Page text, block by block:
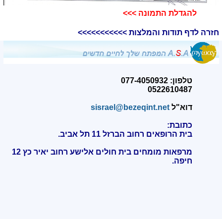
חזרה לדף תודות והמלצות >>>>>>>>>>>
להגדלת התמונה >>>​
טלפון: 077-4050932
0522610487
דוא"לsisrael@bezeqint.net
כתובת:
בית הרופאים רחוב הברזל 11 תל אביב.
מרפאות מומחים בית חולים אלישע רחוב יאיר כץ 12
חיפה.